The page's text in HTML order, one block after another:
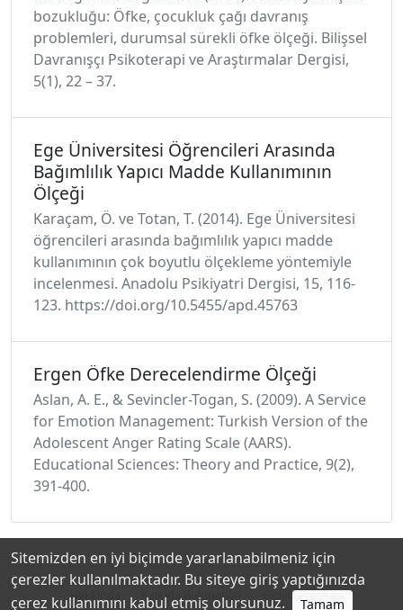
bozukluğu: Öfke, çocukluk çağı davranış
problemleri, durumsal sürekli öfke ölçeği. Bilişsel
Davranışçı Psikoterapi ve Araştırmalar Dergisi,
5(1), 22 – 37.
Ege Üniversitesi Öğrencileri Arasında
Bağımlılık Yapıcı Madde Kullanımının
Ölçeği
Karaçam, Ö. ve Totan, T. (2014). Ege Üniversitesi
öğrencileri arasında bağımlılık yapıcı madde
kullanımının çok boyutlu ölçekleme yöntemiyle
incelenmesi. Anadolu Psikiyatri Dergisi, 15, 116-
123. https://doi.org/10.5455/apd.45763
Ergen Öfke Derecelendirme Ölçeği
Aslan, A. E., & Sevincler-Togan, S. (2009). A Service
for Emotion Management: Turkish Version of the
Adolescent Anger Rating Scale (AARS).
Educational Sciences: Theory and Practice, 9(2),
391-400.
Hakkında Katkıda Bulunanlar Gizlilik Politikası
Sitemizden en iyi biçimde yararlanabilmeniz için
çerezler kullanılmaktadır. Bu siteye giriş yaptığınızda
çerez kullanımını kabul etmiş olursunuz.
Tamam